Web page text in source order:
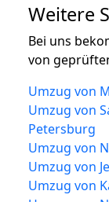
Weitere
Bei uns
von
Umzug von
Umzug von
Petersburg
Umzug von
Umzug von
Umzug von